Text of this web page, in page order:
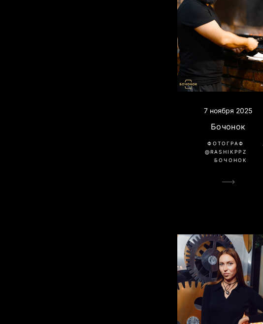
7 ноября 2025
Бочонок
ФОТОГРАФ
@RASHIKPPZ
БОЧОНОК